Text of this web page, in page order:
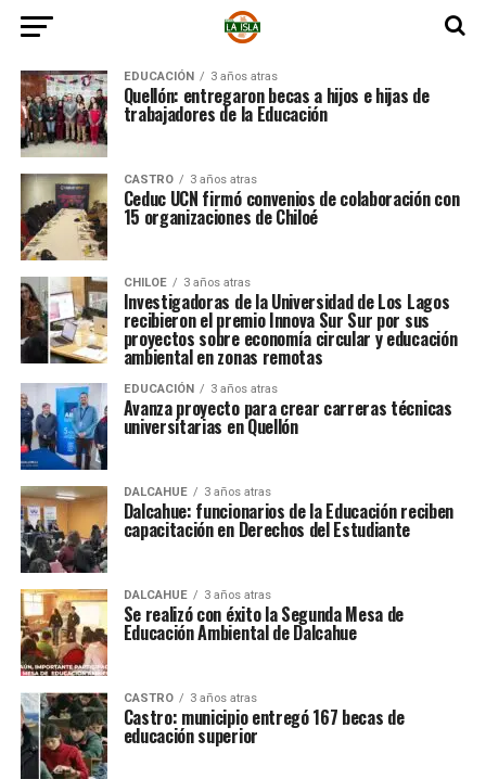
EDUCACIÓN 3 años atras
Quellón: entregaron becas a hijos e hijas de
trabajadores de la Educación
CASTRO 3 años atras
Ceduc UCN firmó convenios de colaboración con
15 organizaciones de Chiloé
CHILOE 3 años atras
Investigadoras de la Universidad de Los Lagos
recibieron el premio Innova Sur Sur por sus
proyectos sobre economía circular y educación
ambiental en zonas remotas
EDUCACIÓN 3 años atras
Avanza proyecto para crear carreras técnicas
universitarias en Quellón
DALCAHUE 3 años atras
Dalcahue: funcionarios de la Educación reciben
capacitación en Derechos del Estudiante
DALCAHUE 3 años atras
Se realizó con éxito la Segunda Mesa de
Educación Ambiental de Dalcahue
CASTRO 3 años atras
Castro: municipio entregó 167 becas de
educación superior